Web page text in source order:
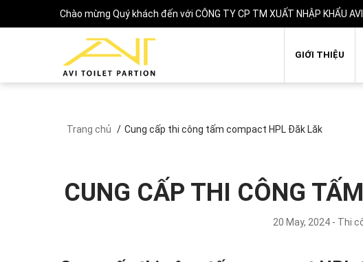
Chào mừng Quý khách đến với CÔNG TY CP TM XUẤT NHẬP KHẨU AVI
GIỚI THIỆU
Trang chủ Cung cấp thi công tấm compact HPL Đăk Lăk
CUNG CẤP THI CÔNG
20 May, 2024 - Thi